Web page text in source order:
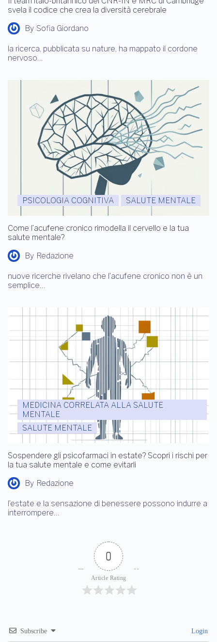
svela il codice che crea la diversità cerebrale
By Sofia Giordano
la ricerca, pubblicata su nature, ha mappato il cordone
nervoso…
PSICOLOGIA COGNITIVA SALUTE MENTALE
Come l’acufene cronico rimodella il cervello e la tua
salute mentale?
By Redazione
nuove ricerche rivelano che l’acufene cronico non è un
semplice…
MEDICINA CORRELATA ALLA SALUTE
MENTALE
SALUTE MENTALE
Sospendere gli psicofarmaci in estate? Scopri i rischi per
la tua salute mentale e come evitarli
By Redazione
l’estate e la sensazione di benessere possono indurre a
interrompere…
0
Article Rating
Subscribe Login